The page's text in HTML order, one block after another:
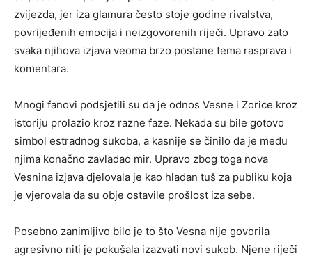
zvijezda, jer iza glamura često stoje godine rivalstva,
povrijeđenih emocija i neizgovorenih riječi. Upravo zato
svaka njihova izjava veoma brzo postane tema rasprava i
komentara.
Mnogi fanovi podsjetili su da je odnos Vesne i Zorice kroz
istoriju prolazio kroz razne faze. Nekada su bile gotovo
simbol estradnog sukoba, a kasnije se činilo da je među
njima konačno zavladao mir. Upravo zbog toga nova
Vesnina izjava djelovala je kao hladan tuš za publiku koja
je vjerovala da su obje ostavile prošlost iza sebe.
Posebno zanimljivo bilo je to što Vesna nije govorila
agresivno niti je pokušala izazvati novi sukob. Njene riječi